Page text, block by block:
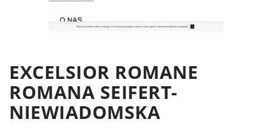
EXCELSIOR ROMANE
ROMANA SEIFERT-
NIEWIADOMSKA